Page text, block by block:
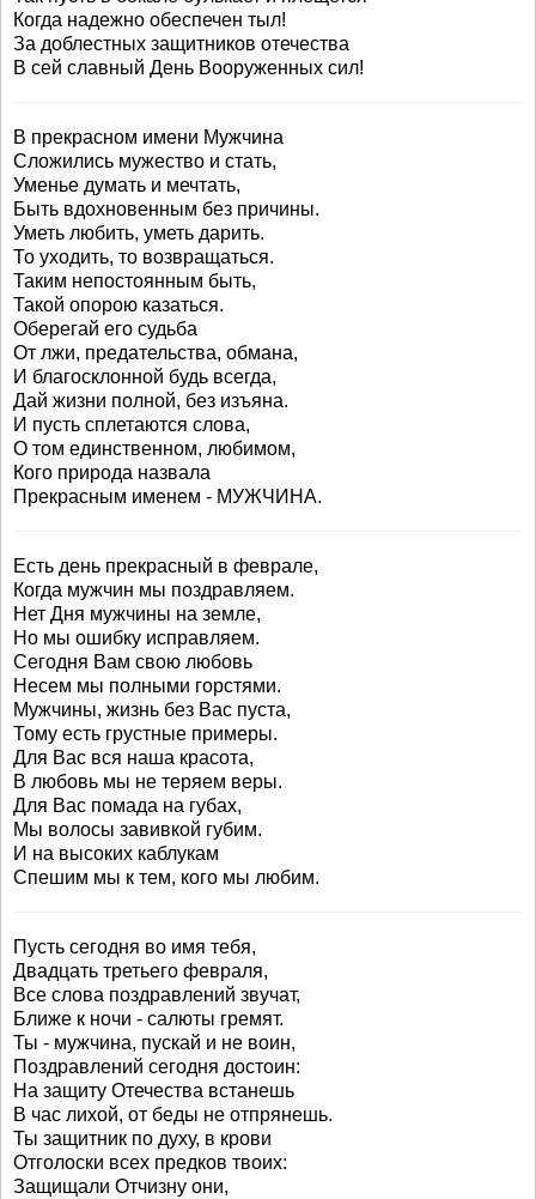
Когда надежно обеспечен тыл!
За доблестных защитников отечества
В сей славный День Вооруженных сил!
В прекрасном имени Мужчина
Сложились мужество и стать,
Уменье думать и мечтать,
Быть вдохновенным без причины.
Уметь любить, уметь дарить.
То уходить, то возвращаться.
Таким непостоянным быть,
Такой опорою казаться.
Оберегай его судьба
От лжи, предательства, обмана,
И благосклонной будь всегда,
Дай жизни полной, без изъяна.
И пусть сплетаются слова,
О том единственном, любимом,
Кого природа назвала
Прекрасным именем - МУЖЧИНА.
Есть день прекрасный в феврале,
Когда мужчин мы поздравляем.
Нет Дня мужчины на земле,
Но мы ошибку исправляем.
Сегодня Вам свою любовь
Несем мы полными горстями.
Мужчины, жизнь без Вас пуста,
Тому есть грустные примеры.
Для Вас вся наша красота,
В любовь мы не теряем веры.
Для Вас помада на губах,
Мы волосы завивкой губим.
И на высоких каблукам
Спешим мы к тем, кого мы любим.
Пусть сегодня во имя тебя,
Двадцать третьего февраля,
Все слова поздравлений звучат,
Ближе к ночи - салюты гремят.
Ты - мужчина, пускай и не воин,
Поздравлений сегодня достоин:
На защиту Отечества встанешь
В час лихой, от беды не отпрянешь.
Ты защитник по духу, в крови
Отголоски всех предков твоих:
Защищали Отчизну они,